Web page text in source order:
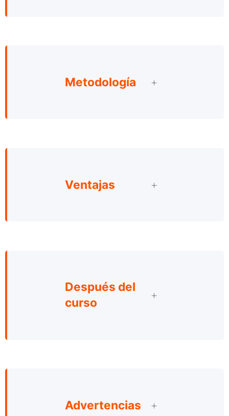
Metodología
Ventajas
Después del
curso
Advertencias